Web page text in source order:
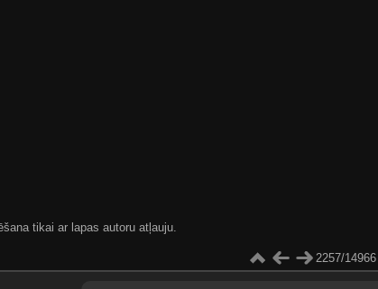
tikai ar lapas autoru atļauju.
2257/14966